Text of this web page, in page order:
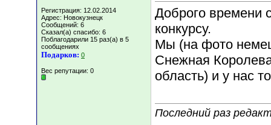
Регистрация: 12.02.2014
Адрес: Новокузнецк
Сообщений: 6
Сказал(а) спасибо: 6
Поблагодарили 15 раз(а) в 5
сообщениях
Подарков: 0
Вес репутации: 0
Доброго времени
конкурсу.
Мы (на фото
Снежная
область) и у нас
Последний раз